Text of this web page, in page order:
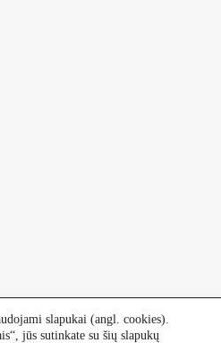
slapukai (angl. cookies).
jūs sutinkate su šių slapukų